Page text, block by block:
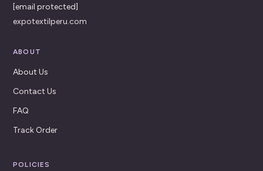
[email protected]
expotextilperu.com
ABOUT
About Us
Contact Us
FAQ
Track Order
POLICIES